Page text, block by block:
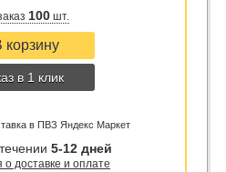
100шт.
в 1 клик
в ПВЗ Яндекс Маркет
5-12 дней
доставке и оплате